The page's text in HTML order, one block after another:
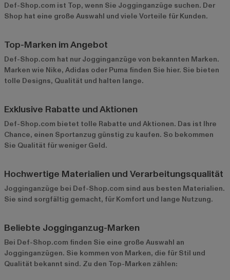
Def-Shop.com ist Top, wenn Sie Jogginganzüge suchen. Der
Shop hat eine große Auswahl und viele Vorteile für Kunden.
Top-Marken im Angebot
Def-Shop.com hat nur Jogginganzüge von bekannten Marken.
Marken wie Nike, Adidas oder Puma finden Sie hier. Sie bieten
tolle Designs, Qualität und halten lange.
Exklusive Rabatte und Aktionen
Def-Shop.com bietet tolle Rabatte und Aktionen. Das ist Ihre
Chance, einen Sportanzug günstig zu kaufen. So bekommen
Sie Qualität für weniger Geld.
Hochwertige Materialien und Verarbeitungsqualität
Jogginganzüge bei Def-Shop.com sind aus besten Materialien.
Sie sind sorgfältig gemacht, für Komfort und lange Nutzung.
Beliebte Jogginganzug-Marken
Bei Def-Shop.com finden Sie eine große Auswahl an
Jogginganzügen. Sie kommen von Marken, die für Stil und
Qualität bekannt sind. Zu den Top-Marken zählen: